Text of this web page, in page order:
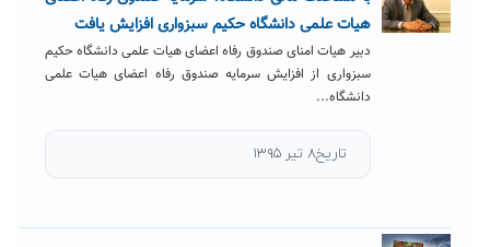
هیات علمی دانشگاه حکیم سبزواری افزایش یافت
دبیر هیات امنای صندوق رفاه اعضای هیات علمی دانشگاه حکیم
سبزواری از افزایش سرمایه صندوق رفاه اعضای هیات علمی
دانشگاه...
تاریخ۸ تیر ۱۳۹۵